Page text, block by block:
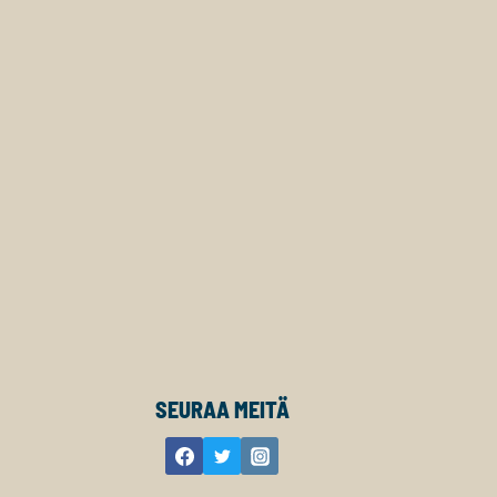
SEURAA MEITÄ